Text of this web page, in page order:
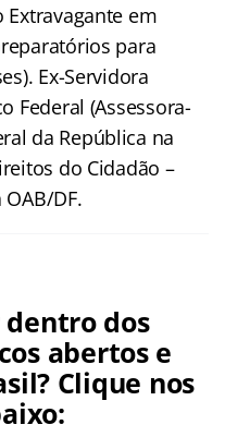
Extravagante em
para
Ex-Servidora
Federal (Assessora-
da República na
do Cidadão –
DF.
dos
abertos e
Clique nos